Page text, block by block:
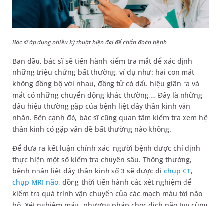
Bác sĩ áp dụng nhiều kỹ thuật hiện đại để chẩn đoán bệnh
Ban đầu, bác sĩ sẽ tiến hành kiểm tra mắt để xác định
những triệu chứng bất thường, ví dụ như: hai con mắt
không đồng bộ với nhau, đồng tử có dấu hiệu giãn ra và
mắt có những chuyển động khác thường,… Đây là những
dấu hiệu thường gặp của bệnh liệt dây thần kinh vận
nhãn. Bên cạnh đó, bác sĩ cũng quan tâm kiểm tra xem hệ
thần kinh có gặp vấn đề bất thường nào không.
Để đưa ra kết luận chính xác, người bệnh được chỉ định
thực hiện một số kiểm tra chuyên sâu. Thông thường,
bệnh nhân liệt dây thần kinh số 3 sẽ được đichụp CT,
chụp MRI não, đồng thời tiến hành các xét nghiệm để
kiểm tra quá trình vận chuyển của các mạch máu tới não